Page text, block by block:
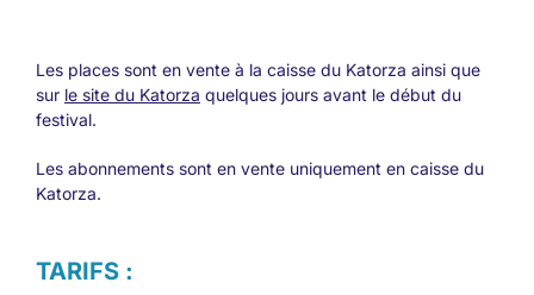
Les places sont en vente à la caisse du Katorza ainsi que
sur le site du Katorza quelques jours avant le début du
festival.
Les abonnements sont en vente uniquement en caisse du
Katorza.
TARIFS :